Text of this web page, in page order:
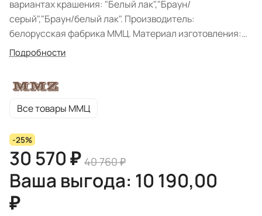
вариантах крашения: "Белый лак","Браун/
серый","Браун/белый лак". Производитель:
белорусская фабрика ММЦ. Материал изготовления:
массив сосны. Вид поставки: В разобранном виде.
Подробности
Все товары ММЦ
-25%
30 570 ₽ 40 760 ₽
Ваша выгода: 10 190,00
₽